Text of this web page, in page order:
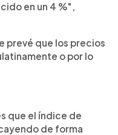
en un 4 %",
prevé que los precios
o por lo
que el índice de
de forma